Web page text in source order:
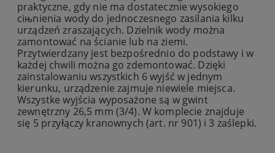
praktyczne, gdy nie ma dostatecznie wysokiego
ciњnienia wody do jednoczesnego zasilania kilku
urządzeń zraszających. Dzielnik wody można
zamontować na ścianie lub na ziemi.
Przytwierdzany jest bezpośrednio do podstawy i w
każdej chwili można go zdemontować. Dzięki
zainstalowaniu wszystkich 6 wyjść w jednym
kierunku, urządzenie zajmuje niewiele miejsca.
Wszystke wyjścia wyposażone są w gwint
zewnętrzny 26,5 mm (3/4). W komplecie znajduje
się 5 przyłączy kranownych (art. nr 901) i 3 zaślepki.